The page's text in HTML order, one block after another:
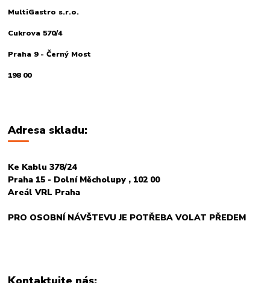
MultiGastro s.r.o.
Cukrova 570/4
Praha 9 - Černý Most
198 00
Adresa skladu:
Ke Kablu 378/24
Praha 15 - Dolní Měcholupy , 102 00
Areál VRL Praha
PRO OSOBNÍ NÁVŠTEVU JE POTŘEBA VOLAT PŘEDEM